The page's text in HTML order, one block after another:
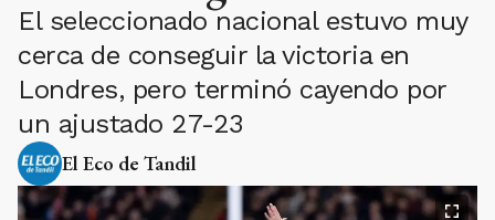
El seleccionado nacional estuvo muy
cerca de conseguir la victoria en
Londres, pero terminó cayendo por
un ajustado 27-23
El Eco de Tandil